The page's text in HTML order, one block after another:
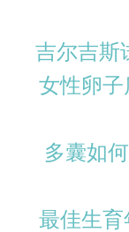
吉尔吉斯
女性卵
多囊如
最佳生